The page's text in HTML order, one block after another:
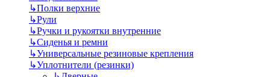
↳Полки верхние
↳Рули
↳Ручки и рукоятки внутренние
↳Сиденья и ремни
↳Универсальные резиновые крепления
↳Уплотнители (резинки)